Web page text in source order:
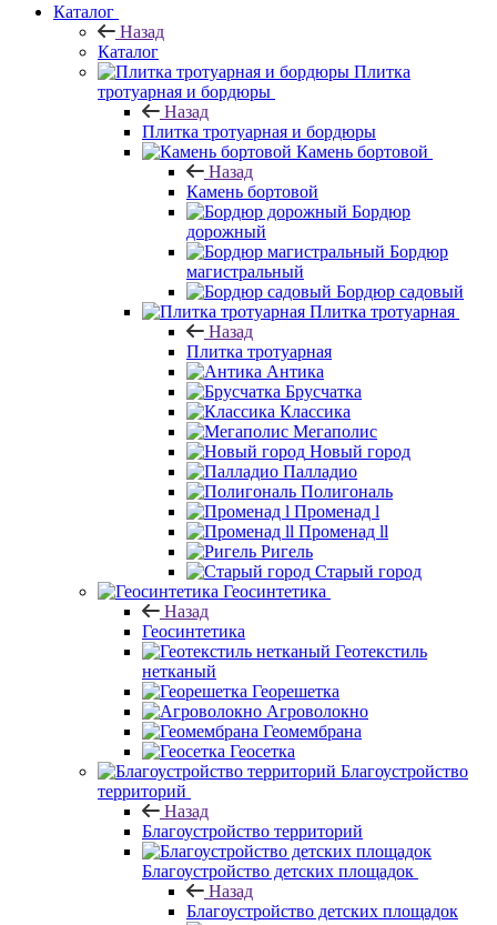
Каталог
Назад
Каталог
Плитка
тротуарная и бордюры
Назад
Плитка тротуарная и бордюры
Камень бортовой
Назад
Камень бортовой
Бордюр
дорожный
Бордюр
магистральный
Бордюр садовый
Плитка тротуарная
Назад
Плитка тротуарная
Антика
Брусчатка
Классика
Мегаполис
Новый город
Палладио
Полигональ
Променад l
Променад ll
Ригель
Старый город
Геосинтетика
Назад
Геосинтетика
Геотекстиль
нетканый
Георешетка
Агроволокно
Геомембрана
Геосетка
Благоустройство
территорий
Назад
Благоустройство территорий
Благоустройство детских площадок
Назад
Благоустройство детских площадок